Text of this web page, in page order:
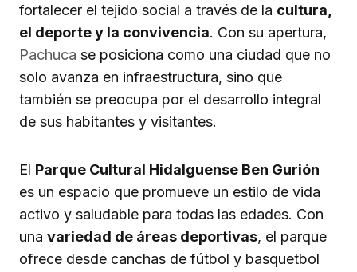
fortalecer el tejido social a través de la cultura,
el deporte y la convivencia. Con su apertura,
Pachuca se posiciona como una ciudad que no
solo avanza en infraestructura, sino que
también se preocupa por el desarrollo integral
de sus habitantes y visitantes.
El Parque Cultural Hidalguense Ben Gurión
es un espacio que promueve un estilo de vida
activo y saludable para todas las edades. Con
una variedad de áreas deportivas, el parque
ofrece desde canchas de fútbol y basquetbol